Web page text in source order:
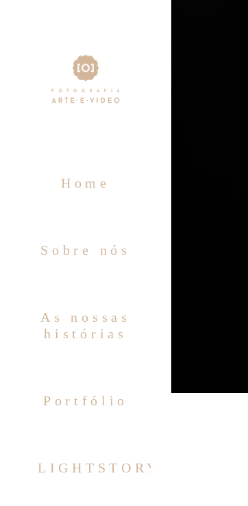
Home
Sobre nós
As nossas
histórias
Portfólio
LIGHTSTORY